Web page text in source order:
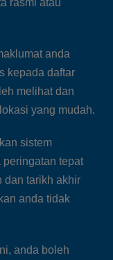
rasmi atau
anda
kepada daftar
melihat dan
yang mudah.
sistem
peringatan tepat
dan tarikh akhir
anda tidak
anda boleh